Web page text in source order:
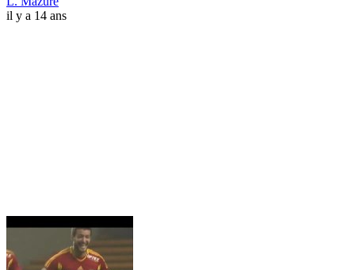
il y a 14 ans